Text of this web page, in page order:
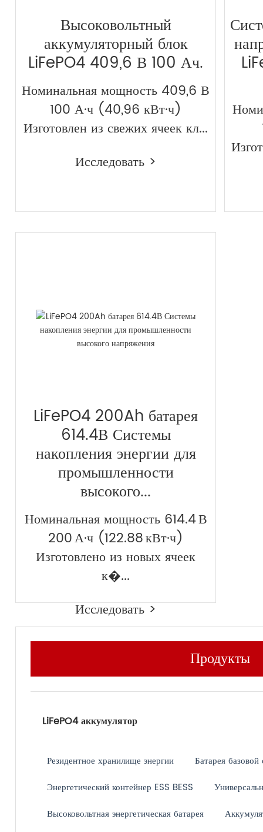
Высоковольтный
аккумуляторный блок
LiFePO4 409,6 В 100 Ач.
Номинальная мощность 409,6 В
100 А·ч (40,96 кВт·ч)
Изготовлен из свежих ячеек кл...
Исследовать >
LiFePO4 200Ah батарея
614.4В Системы
накопления энергии для
промышленности
высокого...
Номинальная мощность 614.4 В
200 А·ч (122.88 кВт·ч)
Изготовлено из новых ячеек
к�...
Исследовать >
Продукты
LiFePO4 аккумулятор
Резидентное хранилище энергии
Батарея базовой
Энергетический контейнер ESS BESS
Высоковольтная энергетическая батарея